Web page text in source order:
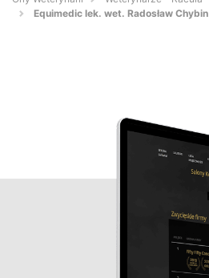
Equimedic lek. wet. Radosław Chybin